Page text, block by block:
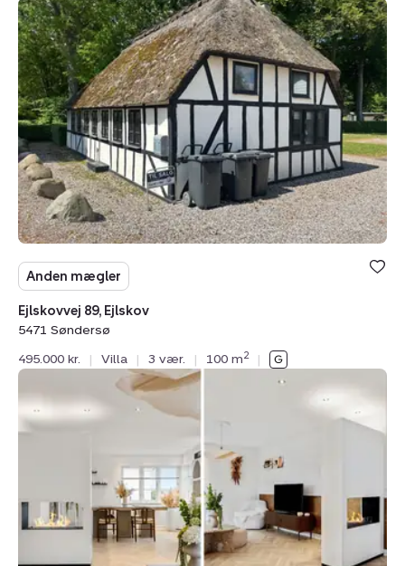
Villa:
Ejlskovvej
89,
Ejlskov,
5471
Søndersø
Anden mægler
Ejlskovvej 89, Ejlskov
5471 Søndersø
495.000 kr.
| Villa | 3 vær. | 100 m2 |
Vestergade
69,